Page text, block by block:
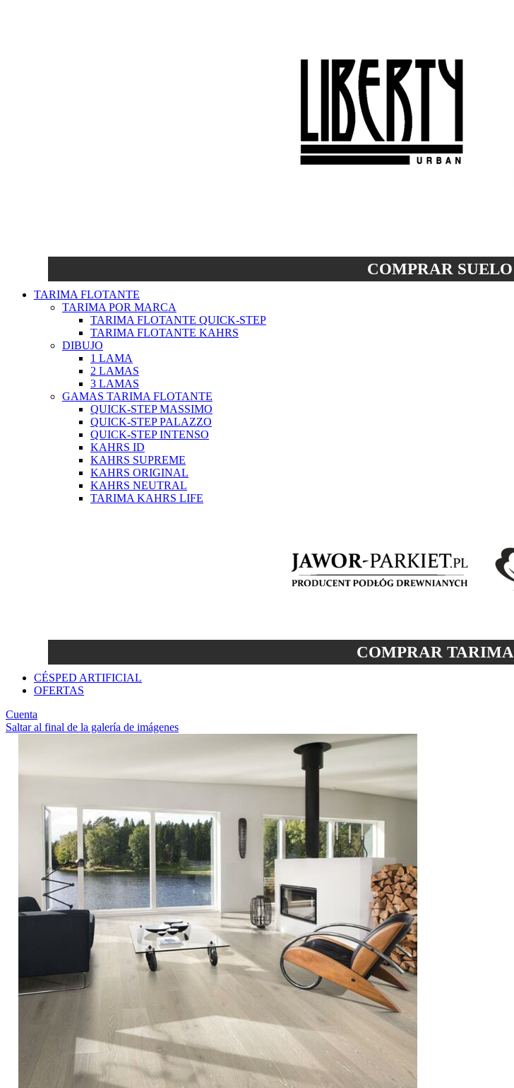
COMPRAR SUELO
TARIMA FLOTANTE
TARIMA POR MARCA
TARIMA FLOTANTE QUICK-STEP
TARIMA FLOTANTE KAHRS
DIBUJO
1 LAMA
2 LAMAS
3 LAMAS
GAMAS TARIMA FLOTANTE
QUICK-STEP MASSIMO
QUICK-STEP PALAZZO
QUICK-STEP INTENSO
KAHRS ID
KAHRS SUPREME
KAHRS ORIGINAL
KAHRS NEUTRAL
TARIMA KAHRS LIFE
COMPRAR TARIMA
CÉSPED ARTIFICIAL
OFERTAS
Cuenta
Saltar al final de la galería de imágenes